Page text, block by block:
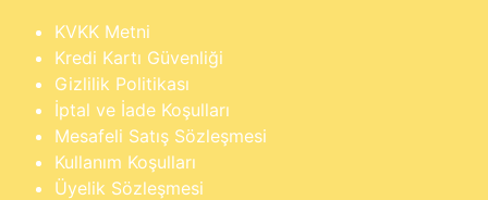
KVKK Metni
Kredi Kartı Güvenliği
Gizlilik Politikası
İptal ve İade Koşulları
Mesafeli Satış Sözleşmesi
Kullanım Koşulları
Üyelik Sözleşmesi